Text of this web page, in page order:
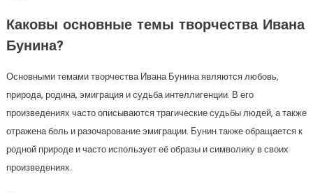
Каковы основные темы творчества Ивана
Бунина?
Основными темами творчества Ивана Бунина являются любовь,
природа, родина, эмиграция и судьба интеллигенции. В его
произведениях часто описываются трагические судьбы людей, а также
отражена боль и разочарование эмиграции. Бунин также обращается к
родной природе и часто использует её образы и символику в своих
произведениях.